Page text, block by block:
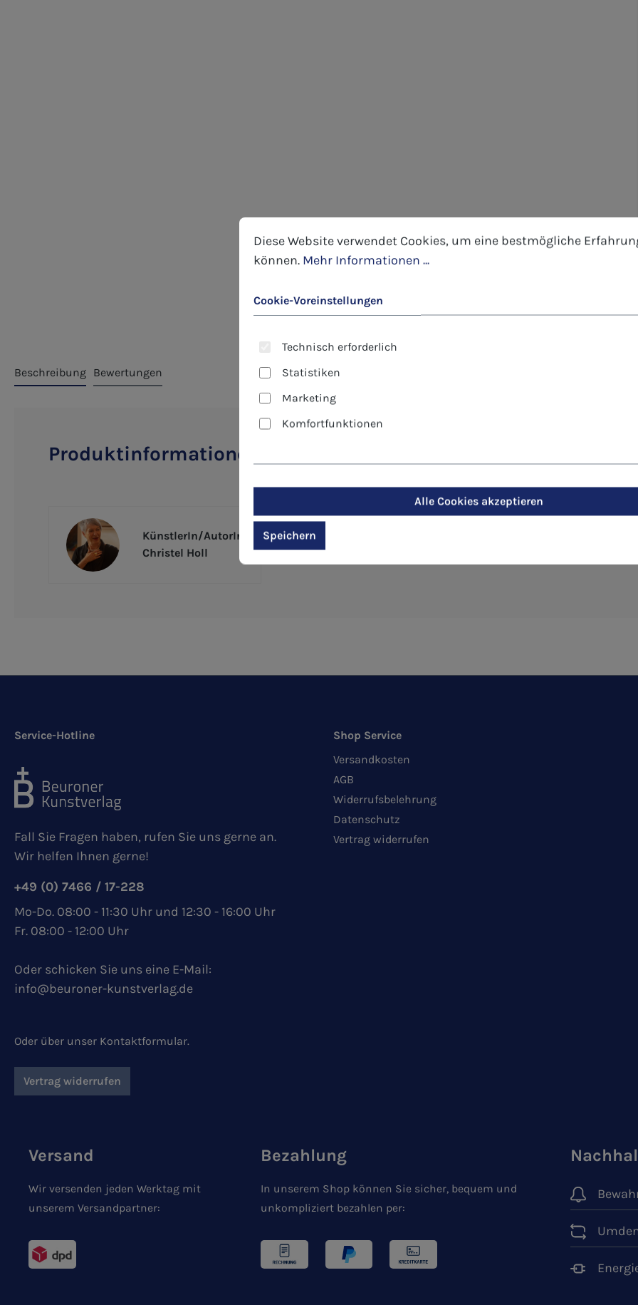
Beschreibung Bewertungen
Produktinformationen "Kunst-Postkarte - Engel der Liebe"
KünstlerIn/AutorIn
Christel Holl
Service-Hotline
Fall Sie Fragen haben, rufen Sie uns gerne an.
Wir helfen Ihnen gerne!
+49 (0) 7466 / 17-228
Mo-Do. 08:00 - 11:30 Uhr und 12:30 - 16:00 Uhr
Fr. 08:00 - 12:00 Uhr
Oder schicken Sie uns eine E-Mail:
info@beuroner-kunstverlag.de
Oder über unser Kontaktformular.
Vertrag widerrufen
Shop Service
Versandkosten
AGB
Widerrufsbelehrung
Datenschutz
Vertrag widerrufen
Versand
Wir versenden jeden Werktag mit
unserem Versandpartner:
Bezahlung
In unserem Shop können Sie sicher, bequem und
unkompliziert bezahlen per:
Cookie-Voreinstellungen
Diese Website verwendet Cookies, um eine bestmögliche Erfahrung
Diese Website verwendet Cookies, um eine bestmögliche
können. Mehr Informationen ...
Cookie-Voreinstellungen
Technisch erforderlich
Statistiken
Marketing
Komfortfunktionen
Alle Cookies akzeptieren
Speichern